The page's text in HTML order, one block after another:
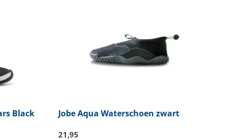
Black JobeAqua Waterschoen zwart
21,95